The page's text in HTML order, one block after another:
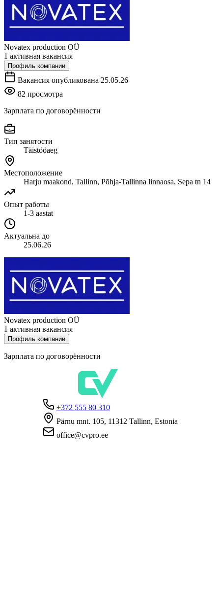
Novatex production OÜ
1 активная вакансия
Профиль компании
Вакансия опубликована 25.05.26
82 просмотра
Зарплата по договорённости
Тип занятости
Täistööaeg
Местоположение
Harju maakond, Tallinn, Põhja-Tallinna linnaosa, Sepa tn 14
Опыт работы
1-3 aastat
Актуальна до
25.06.26
Novatex production OÜ
1 активная вакансия
Профиль компании
Зарплата по договорённости
+372 555 80 310
Pärnu mnt. 105, 11312 Tallinn, Estonia
office@cvpro.ee